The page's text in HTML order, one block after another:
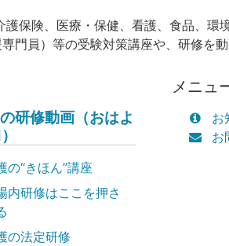
保険、医療・保健、看護、食品、環
門員）等の受験対策講座や、研修を動
研修動画（おはよ
の“きほん”講座
内研修はここを押さ
の法定研修
メニュ
お
お